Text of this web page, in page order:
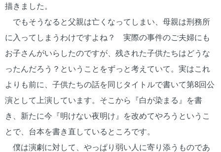
描きました。
でもそうなると父親は亡くなってしまい、母親は刑務所
に入ってしまうわけですよね？ 実際の事件のご夫婦にも
お子さんがいらしたのですが、残された子供たちはどうな
ったんだろう？ということをずっと考えていて。実はこれ
よりも前に、子供たちの話を同じタイトルで書いて第8回公
演として上演しています。そこから『白が染まる』を書
き、新たに今『明けない夜明け』を改めてやろうというこ
とで、台本を書き直しているところです。
僕は演劇に対して、やっぱり弱い人に寄り添うものであ